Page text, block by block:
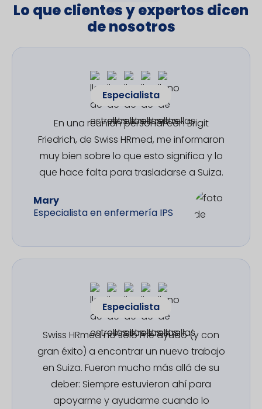
Lo que clientes y expertos dicen
de nosotros
Especialista
En una reunión personal con Brigit
Friedrich, de Swiss HRmed, me informaron
muy bien sobre lo que esto significa y lo
que hace falta para trasladarse a Suiza.
Mary
Especialista en enfermería IPS
Especialista
Swiss HRmed no sólo me ayudó (y con
gran éxito) a encontrar un nuevo trabajo
en Suiza. Fueron mucho más allá de su
deber: Siempre estuvieron ahí para
apoyarme y ayudarme cuando lo